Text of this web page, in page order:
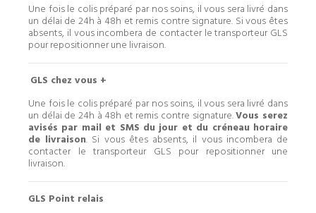
Une fois le colis préparé par nos soins, il vous sera livré dans
un délai de 24h à 48h et remis contre signature. Si vous êtes
absents, il vous incombera de contacter le transporteur GLS
pour repositionner une livraison.
GLS chez vous +
Une fois le colis préparé par nos soins, il vous sera livré dans
un délai de 24h à 48h et remis contre signature.Vous serez
avisés par mail et SMS du jour et du créneau horaire
de livraison. Si vous êtes absents, il vous incombera de
contacter le transporteur GLS pour repositionner une
livraison.
GLS Point relais